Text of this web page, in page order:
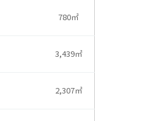
780㎡
3,439㎡
2,307㎡